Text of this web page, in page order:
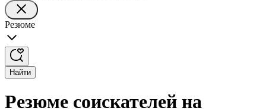
Резюме
Найти
Резюме соискателей на